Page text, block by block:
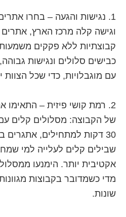
1. נגישות והגעה – בחרו
וגישה קלה מרכז הארץ,
קבוצתיות ללא פקקים
כבישים סלולים ונגישות
עם מוגבלויות, כדי שכל הצוות
2. רמת קושי פיזית –
30 דקות למתחילים, אתגרים
שבילים קלים לעלייה למי
אקטיבית יותר. הימנעו
מדי כשמדובר בקבוצות
שונות.